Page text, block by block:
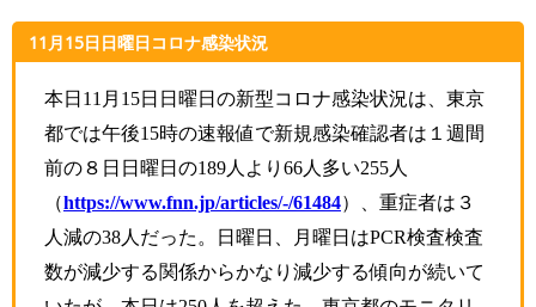
11月15日日曜日コロナ感染状況
本日 11 月 15日日曜日の新型コロナ感染状況は、東京
都では午後15時の速報値で新規感染確認者は１週間
前の８ 日日曜日の189人より66人多い255人
（https://www.fnn.jp/articles/-/61484）、重症者は３
人減の38人だった。日曜日、月曜日はPCR検査検査
数が減少する関係からかなり減少する傾向が続いて